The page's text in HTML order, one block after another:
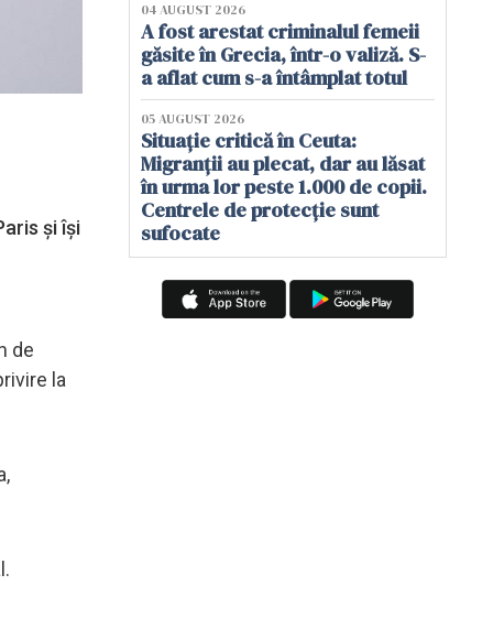
şi îşi
de
la
04 AUGUST 2026
A fost arestat criminalul femeii
găsite în Grecia, într-o valiză. S-
a aflat cum s-a întâmplat totul
05 AUGUST 2026
Situație critică în Ceuta:
Migranții au plecat, dar au lăsat
în urma lor peste 1.000 de copii.
Centrele de protecție sunt
sufocate